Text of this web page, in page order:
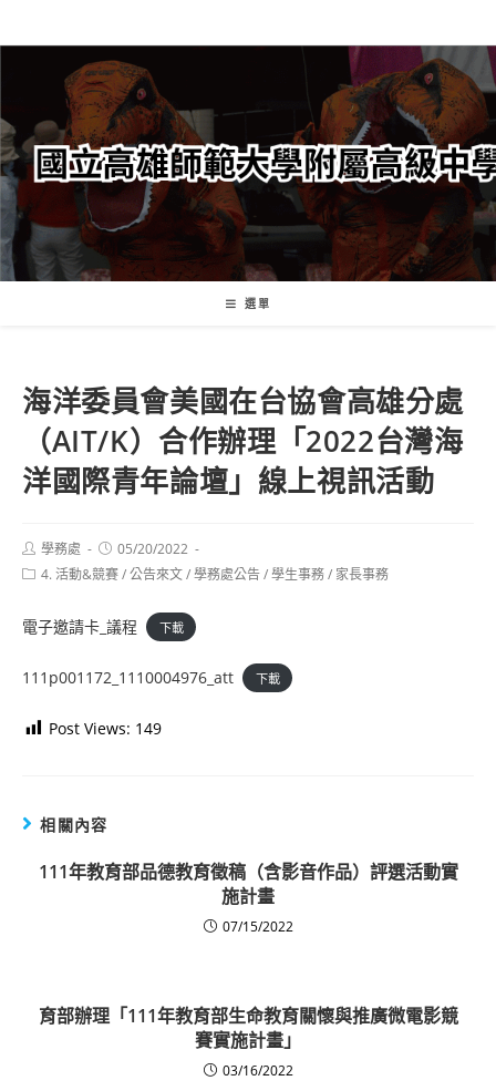
轉
要
內
容
選單
海洋委員會美國在台協會高雄分處
（AIT/K）合作辦理「2022台灣海
洋國際青年論壇」線上視訊活動
Post
author:
學務處
Post
published:
05/20/2022
Post4. 活動&競賽/公告來文/學務處公告/學生事務/ 家長事務
電子邀請卡_議程 下載
111p001172_1110004976_att 下載
Post Views: 149
相關內容
111年教育部品德教育徵稿（含影音作品）評選活動實
施計畫
07/15/2022
育部辦理「111年教育部生命教育關懷與推廣微電影競
賽實施計畫」
03/16/2022